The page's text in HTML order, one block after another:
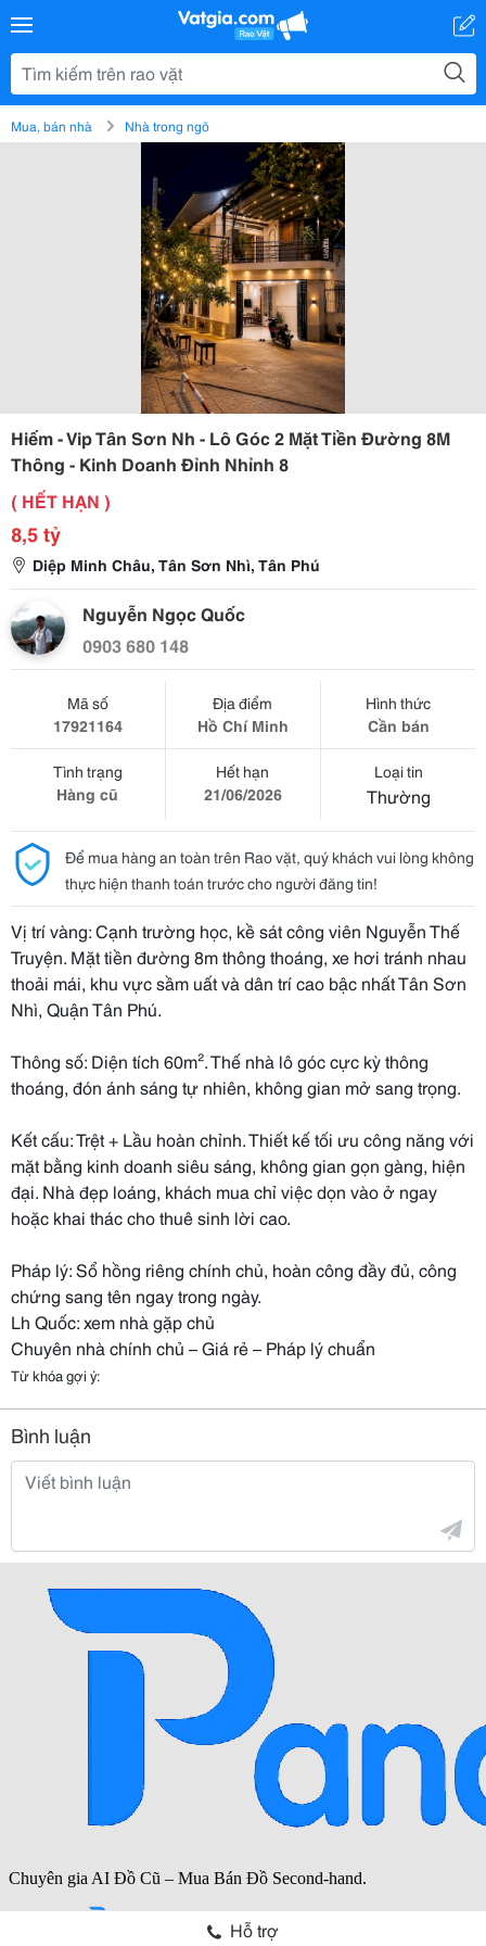
Mua, bán nhà Nhà trong ngõ
Hiếm - Vip Tân Sơn Nh - Lô Góc 2 Mặt Tiền Đường 8M
Thông - Kinh Doanh Đỉnh Nhỉnh 8
( HẾT HẠN )
8,5 tỷ
Diệp Minh Châu, Tân Sơn Nhì, Tân Phú
Nguyễn Ngọc Quốc
0903 680 148
Mã số
17921164
Địa điểm
Hồ Chí Minh
Hình thức
Cần bán
Tình trạng
Hàng cũ
Hết hạn
21/06/2026
Loại tin
Thường
Để mua hàng an toàn trên Rao vặt, quý khách vui lòng không
thực hiện thanh toán trước cho người đăng tin!
Vị trí vàng: Cạnh trường học, kề sát công viên Nguyễn Thế
Truyện. Mặt tiền đường 8m thông thoáng, xe hơi tránh nhau
thoải mái, khu vực sầm uất và dân trí cao bậc nhất Tân Sơn
Nhì, Quận Tân Phú.
Thông số: Diện tích 60m². Thế nhà lô góc cực kỳ thông
thoáng, đón ánh sáng tự nhiên, không gian mở sang trọng.
Kết cấu: Trệt + Lầu hoàn chỉnh. Thiết kế tối ưu công năng với
mặt bằng kinh doanh siêu sáng, không gian gọn gàng, hiện
đại. Nhà đẹp loáng, khách mua chỉ việc dọn vào ở ngay
hoặc khai thác cho thuê sinh lời cao.
Pháp lý: Sổ hồng riêng chính chủ, hoàn công đầy đủ, công
chứng sang tên ngay trong ngày.
Lh Quốc: xem nhà gặp chủ
Chuyên nhà chính chủ – Giá rẻ – Pháp lý chuẩn
Từ khóa gợi ý:
Bình luận
Hỗ trợ